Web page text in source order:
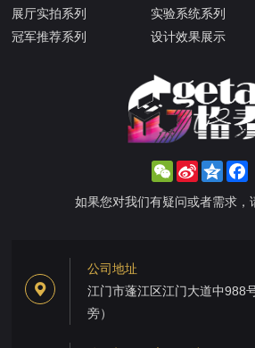
展厅实拍系列
冠军推荐系列
实验系统系列
设计效果展示
WeChat
Sina
Weibo
Qzone
如果您对我们有疑问或者需求，
公司地址
江门市蓬江区江门大道中988
旁）